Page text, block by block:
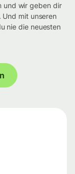
und wir geben dir
mit unseren
nie die neuesten